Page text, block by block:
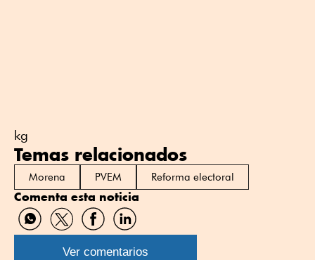
kg
Temas relacionados
Morena PVEM Reforma electoral
Comenta esta noticia
Compartir
por
WhatsApp
Compartir
por
Twitter
Compartir
por
Facebook
Compartir
por
Linkedin
Ver comentarios